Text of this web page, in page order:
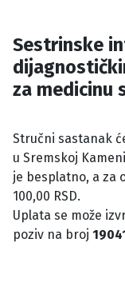
Sestrinske
za medicinu
Stručni sastanak
u Sremskoj
je besplatno, a za
100,00 RSD.
Uplata se može
poziv na broj